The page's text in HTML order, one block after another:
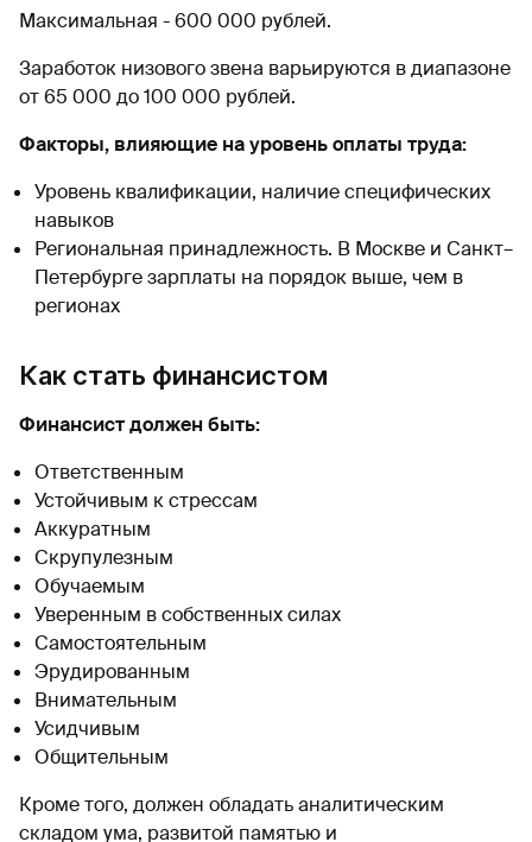
Максимальная - 600 000 рублей.
Заработок низового звена варьируются в диапазоне
от 65 000 до 100 000 рублей.
Факторы, влияющие на уровень оплаты труда:
Уровень квалификации, наличие специфических
навыков
Региональная принадлежность. В Москве и Санкт–
Петербурге зарплаты на порядок выше, чем в
регионах
Как стать финансистом
Финансист должен быть:
Ответственным
Устойчивым к стрессам
Аккуратным
Скрупулезным
Обучаемым
Уверенным в собственных силах
Самостоятельным
Эрудированным
Внимательным
Усидчивым
Общительным
Кроме того, должен обладать аналитическим
складом ума, развитой памятью и